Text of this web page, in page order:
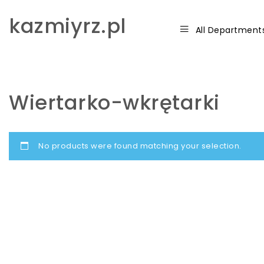
kazmiyrz.pl All
Wiertarko-wkrętarki
No products were found matching your selection.